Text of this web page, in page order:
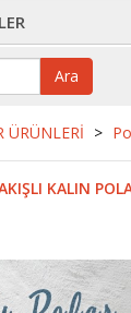
Ara
ÜRÜNLERİ >
KALIN